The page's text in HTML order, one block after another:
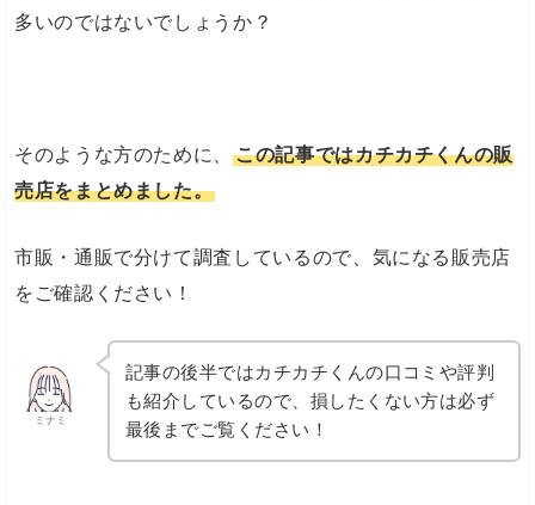
多いのではないでしょうか？
そのような方のために、この記事ではカチカチくんの販
売店をまとめました。
市販・通販で分けて調査しているので、気になる販売店
をご確認ください！
ミナミ
記事の後半ではカチカチくんの口コミや評判
も紹介しているので、損したくない方は必ず
最後までご覧ください！